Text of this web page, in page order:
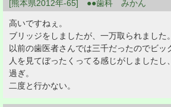
[熊本県2012年-65] ●●歯科 みかん
高いですねぇ。
ブリッジをしましたが、一万取られました。
以前の歯医者さんでは三千だったのでビッ
人を見てぼったくってる感じがしましたし
過ぎ。
二度と行かない。